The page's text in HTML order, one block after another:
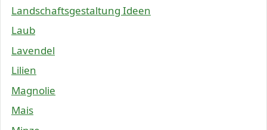
Landschaftsgestaltung Ideen
Laub
Lavendel
Lilien
Magnolie
Mais